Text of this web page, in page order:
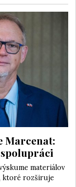
Marcenat:
materiálov
ktoré rozširuje